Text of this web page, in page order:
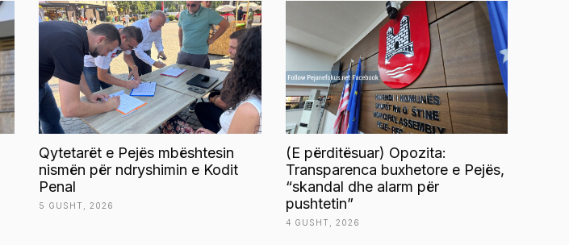
Qytetarët e Pejës mbështesin
nismën për ndryshimin e Kodit
Penal
5 GUSHT, 2026
(E përditësuar) Opozita:
Transparenca buxhetore e Pejës,
“skandal dhe alarm për
pushtetin”
4 GUSHT, 2026